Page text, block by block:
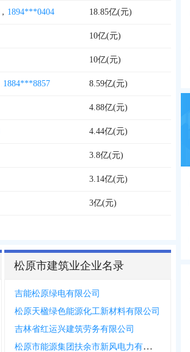
， 1894***0404 18.85亿(元)
10亿(元)
10亿(元)
1884***8857 8.59亿(元)
4.88亿(元)
4.44亿(元)
3.8亿(元)
3.14亿(元)
3亿(元)
松原市建筑业企业名录
吉能松原绿电有限公司
松原天楹绿色能源化工新材料有限公司
吉林省红运兴建筑劳务有限公司
松原市能源集团扶余市新风电力有限公司